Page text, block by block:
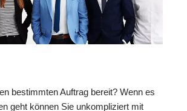
bestimmten Auftrag bereit? Wenn es
geht können Sie unkompliziert mit